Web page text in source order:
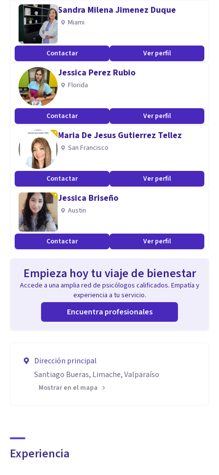
Sandra Milena Jimenez Duque
Miami
Contactar Ver perfil
Jessica Perez Rubio
Florida
Contactar Ver perfil
Maria De Jesus Gutierrez Tellez
San Francisco
Contactar Ver perfil
Jessica Briseño
Austin
Contactar Ver perfil
Empieza hoy tu viaje de bienestar
Accede a una amplia red de psicólogos calificados. Empatía y
experiencia a tu servicio.
Encuentra profesionales
Dirección principal
Santiago Bueras, Limache, Valparaíso
Mostrar en el mapa
Experiencia